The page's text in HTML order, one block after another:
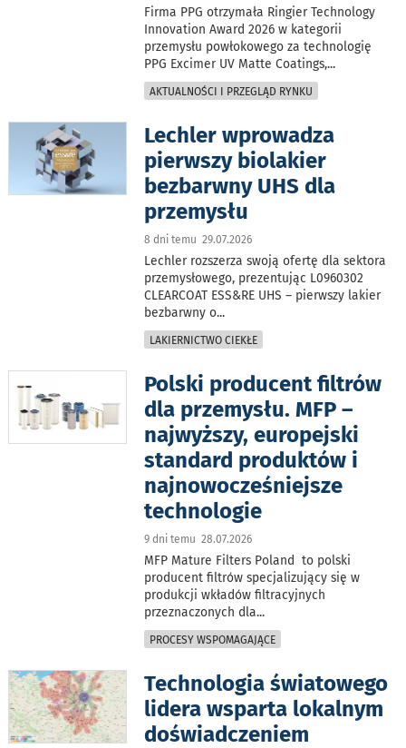
Firma PPG otrzymała Ringier Technology
Innovation Award 2026 w kategorii
przemysłu powłokowego za technologię
PPG Excimer UV Matte Coatings,...
AKTUALNOŚCI I PRZEGLĄD RYNKU
Lechler wprowadza
pierwszy biolakier
bezbarwny UHS dla
przemysłu
8 dni temu 29.07.2026
Lechler rozszerza swoją ofertę dla sektora
przemysłowego, prezentując L0960302
CLEARCOAT ESS&RE UHS – pierwszy lakier
bezbarwny o...
LAKIERNICTWO CIEKŁE
Polski producent filtrów
dla przemysłu. MFP –
najwyższy, europejski
standard produktów i
najnowocześniejsze
technologie
9 dni temu 28.07.2026
MFP Mature Filters Poland to polski
producent filtrów specjalizujący się w
produkcji wkładów filtracyjnych
przeznaczonych dla...
PROCESY WSPOMAGAJĄCE
Technologia światowego
lidera wsparta lokalnym
doświadczeniem